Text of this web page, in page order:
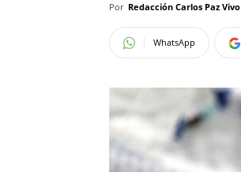
Por Redacción Carlos Paz Vivo
WhatsApp